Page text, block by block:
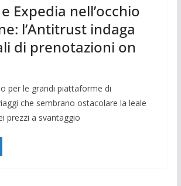
Expedia nell’occhio
l’Antitrust indaga
di prenotazioni on
per le grandi piattaforme di
che sembrano ostacolare la leale
prezzi a svantaggio